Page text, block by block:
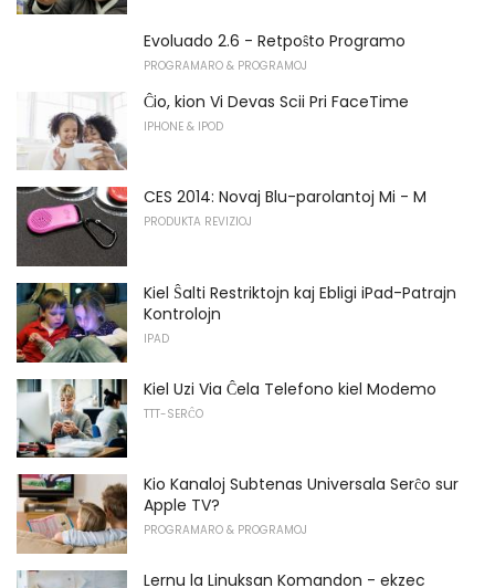
Evoluado 2.6 - Retpoŝto Programo
PROGRAMARO & PROGRAMOJ
Ĉio, kion Vi Devas Scii Pri FaceTime
IPHONE & IPOD
CES 2014: Novaj Blu-parolantoj Mi - M
PRODUKTA REVIZIOJ
Kiel Ŝalti Restriktojn kaj Ebligi iPad-Patrajn
Kontrolojn
IPAD
Kiel Uzi Via Ĉela Telefono kiel Modemo
TTT-SERĈO
Kio Kanaloj Subtenas Universala Serĉo sur
Apple TV?
PROGRAMARO & PROGRAMOJ
Lernu la Linuksan Komandon - ekzec